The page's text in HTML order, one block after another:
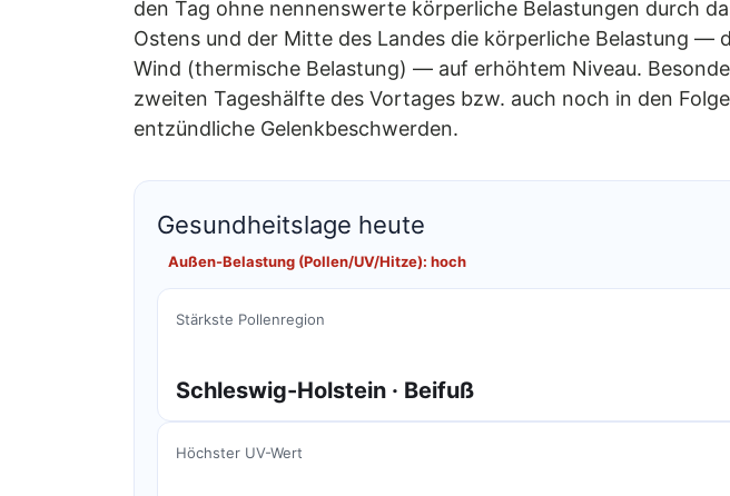
den Tag ohne nennenswerte körperliche Belastungen durch
Ostens und der Mitte des Landes die körperliche Belastung
Wind (thermische Belastung) — auf erhöhtem Niveau.
zweiten Tageshälfte des Vortages bzw. auch noch in den
entzündliche Gelenkbeschwerden.
Gesundheitslage heute
Außen-Belastung (Pollen/UV/Hitze): hoch
Stärkste Pollenregion
Schleswig-Holstein · Beifuß
Höchster UV-Wert